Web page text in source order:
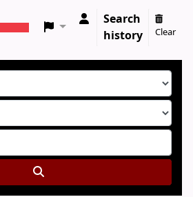
Search
history
Clear